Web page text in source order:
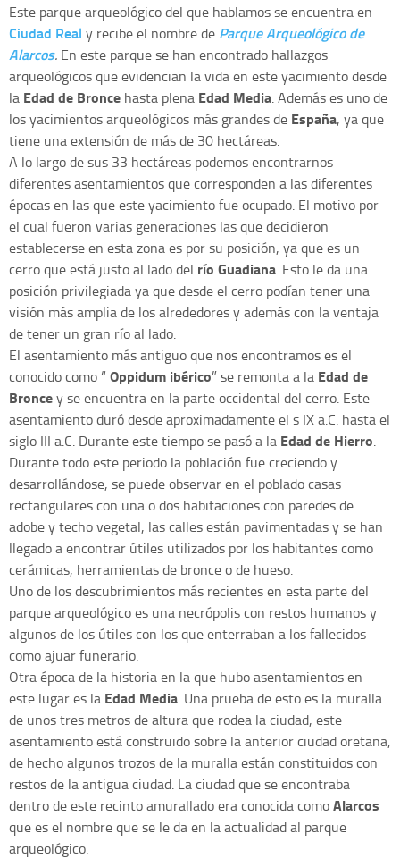
Este parque arqueológico del que hablamos se encuentra en
Ciudad Real y recibe el nombre de Parque Arqueológico de
Alarcos. En este parque se han encontrado hallazgos
arqueológicos que evidencian la vida en este yacimiento desde
la Edad de Bronce hasta plena Edad Media. Además es uno de
los yacimientos arqueológicos más grandes de España, ya que
tiene una extensión de más de 30 hectáreas.
A lo largo de sus 33 hectáreas podemos encontrarnos
diferentes asentamientos que corresponden a las diferentes
épocas en las que este yacimiento fue ocupado. El motivo por
el cual fueron varias generaciones las que decidieron
establecerse en esta zona es por su posición, ya que es un
cerro que está justo al lado del río Guadiana. Esto le da una
posición privilegiada ya que desde el cerro podían tener una
visión más amplia de los alrededores y además con la ventaja
de tener un gran río al lado.
El asentamiento más antiguo que nos encontramos es el
conocido como “Oppidum ibérico” se remonta a la Edad de
Broncey se encuentra en la parte occidental del cerro. Este
asentamiento duró desde aproximadamente el s IX a.C. hasta el
siglo III a.C. Durante este tiempo se pasó a la Edad de Hierro.
Durante todo este periodo la población fue creciendo y
desarrollándose, se puede observar en el poblado casas
rectangulares con una o dos habitaciones con paredes de
adobe y techo vegetal, las calles están pavimentadas y se han
llegado a encontrar útiles utilizados por los habitantes como
cerámicas, herramientas de bronce o de hueso.
Uno de los descubrimientos más recientes en esta parte del
parque arqueológico es una necrópolis con restos humanos y
algunos de los útiles con los que enterraban a los fallecidos
como ajuar funerario.
Otra época de la historia en la que hubo asentamientos en
este lugar es la Edad Media. Una prueba de esto es la muralla
de unos tres metros de altura que rodea la ciudad, este
asentamiento está construido sobre la anterior ciudad oretana,
de hecho algunos trozos de la muralla están constituidos con
restos de la antigua ciudad. La ciudad que se encontraba
dentro de este recinto amurallado era conocida comoAlarcos
que es el nombre que se le da en la actualidad al parque
arqueológico.